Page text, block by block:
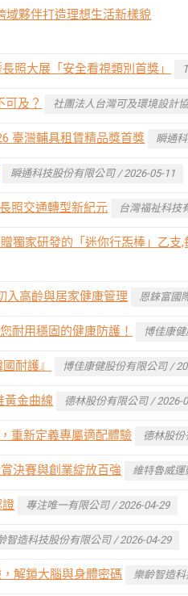
域夥伴打造理想生活新樣貌
照大展「安全看視類別首獎」
及？ 社團法人台灣可及環境設計
臺灣輔具租賃精品獎首獎 瞬通
瞬通科技股份有限公司 / 2026-05-11
照交通轉型新紀元 台灣福祉科技
獨家研發的「迷你行炁棒」乙支
入高齡與居家健康管理 恩錸富國
耐用穩固的健康防護！ 博佳康
耐護』 博佳康健股份有限公司 /
黃金曲線 德林股份有限公司 / 2026-
重新定義專屬適配體驗 德林股份
決賽與創業綻放百強 維特魯威運
證 專注唯一有限公司 / 2026-04-29
智造科技股份有限公司 / 2026-04-29
解鎖大腦與身體密碼 樂齡智造